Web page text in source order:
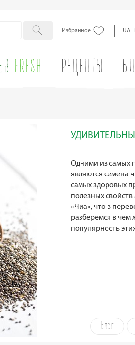
Избранное | UA
FRESH РЕЦЕПТЫ
Одними из самых
являются семена
самых здоровых
полезных
«Чиа», что в
разберемся в
популярность
Блог